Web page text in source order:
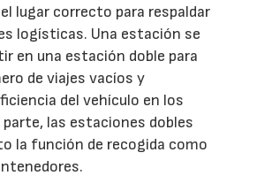
lugar correcto para respaldar
logísticas. Una estación se
en una estación doble para
de viajes vacíos y
del vehículo en los
parte, las estaciones dobles
la función de recogida como